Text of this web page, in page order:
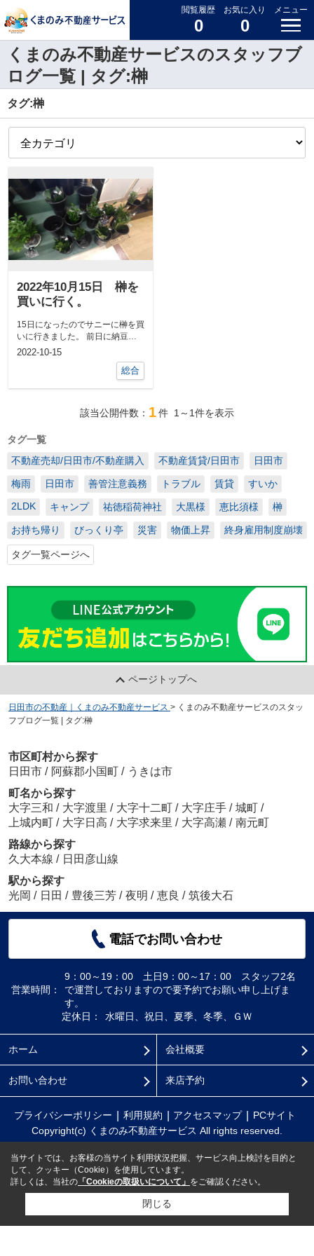
閲覧履歴
0
お気に入り
0
メニュー
くまのみ不動産サービスのスタッフブ
ログ一覧 | タグ:榊
タグ:榊
2022年10月15日 榊を
買いに行く。
15日になったのでサニーに榊を買
いに行きました。 前日に納豆や
サンドイッチの食材を買いに行っ
2022-10-15
総合
該当公開件数： 1件 1～1件を表示
タグ一覧
不動産売却/日田市/不動産購入
不動産賃貸/日田市 日田市
梅雨 日田市 善管注意義務 トラブル 賃貸
すいか
2LDK
キャンプ 祐徳稲荷神社 大黒様 恵比須様 榊
お持ち帰り びっくり亭 災害 物価上昇 終身雇用制度崩壊
タグ一覧ページへ
ページトップへ
日田市の不動産｜くまのみ不動産サービス > くまのみ不動産サービスのスタッ
フブログ一覧 | タグ:榊
市区町村から探す
日田市 / 阿蘇郡小国町 / うきは市
町名から探す
大字三和 / 大字渡里 / 大字十二町 / 大字庄手 / 城町 /
上城内町 / 大字日高 / 大字求来里 / 大字高瀬 / 南元町
路線から探す
久大本線 / 日田彦山線
駅から探す
光岡 / 日田 / 豊後三芳 / 夜明 / 恵良 / 筑後大石
電話でお問い合わせ
営業時間：
9：00～19：00 土日9：00～17：00 スタッフ2名
で運営しておりますので要予約でお願い申し上げま
す。
定休日：
水曜日、祝日、夏季、冬季、ＧＷ
ホーム 会社概要
お問い合わせ 来店予約
プライバシーポリシー 利用規約 アクセスマップ
PCサイト
Copyright(c) くまのみ不動産サービス All rights reserved.
当サイトでは、お客様の当サイト利用状況把握、サービス向上検討を目的と
して、クッキー（Cookie）を使用しています。
詳しくは、当社の 「Cookieの取扱いについて」 をご確認ください。
閉じる